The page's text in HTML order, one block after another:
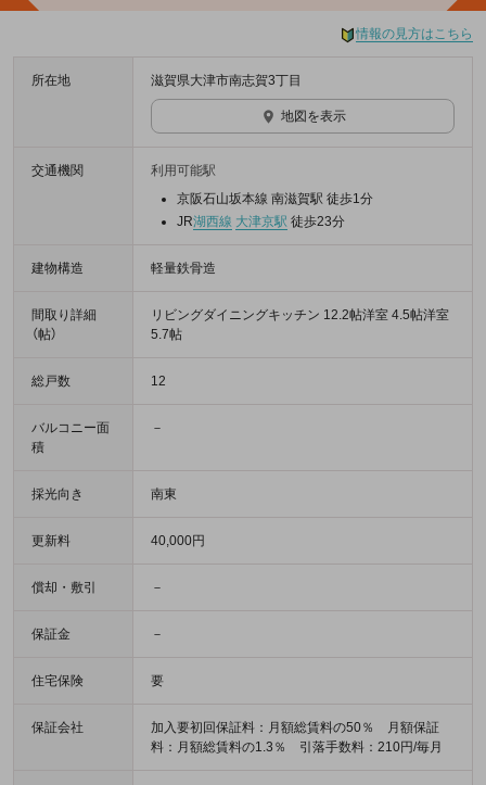
情報の見方はこちら
所在地 滋賀県大津市南志賀3丁目
地図を表示
交通機関
利用可能駅
京阪石山坂本線 南滋賀駅 徒歩1分
JR湖西線 大津京駅 徒歩23分
建物構造 軽量鉄骨造
間取り詳細
（帖）
リビングダイニングキッチン 12.2帖洋室 4.5帖洋室
5.7帖
総戸数 12
バルコニー面
積
－
採光向き 南東
更新料 40,000円
償却・敷引 －
保証金 －
住宅保険 要
保証会社
加入要初回保証料：月額総賃料の50％ 月額保証
料：月額総賃料の1.3％ 引落手数料：210円/毎月